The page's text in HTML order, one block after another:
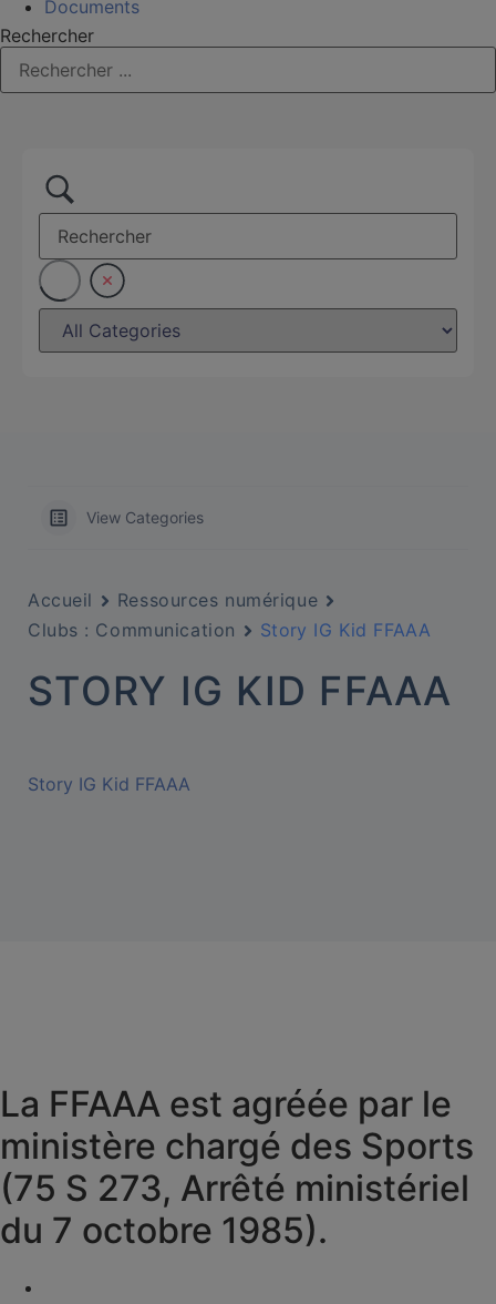
Documents
Rechercher
View Categories
Accueil
Ressources numérique
Clubs : Communication
Story IG Kid FFAAA
STORY IG KID FFAAA
Story IG Kid FFAAA
La FFAAA est agréée par le
ministère chargé des Sports
(75 S 273, Arrêté ministériel
du 7 octobre 1985).